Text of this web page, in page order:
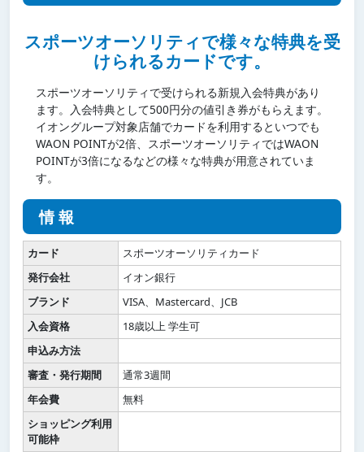
スポーツオーソリティで様々な特典を受
けられるカードです。
スポーツオーソリティで受けられる新規入会特典があり
ます。入会特典として500円分の値引き券がもらえます。
イオングループ対象店舗でカードを利用するといつでも
WAON POINTが2倍、スポーツオーソリティではWAON
POINTが3倍になるなどの様々な特典が用意されていま
す。
情報
カード
スポーツオーソリティカード
発行会社
イオン銀行
ブランド
VISA、Mastercard、JCB
入会資格
18歳以上 学生可
申込み方法
審査・発行期間
通常3週間
年会費
無料
ショッピング利用
可能枠